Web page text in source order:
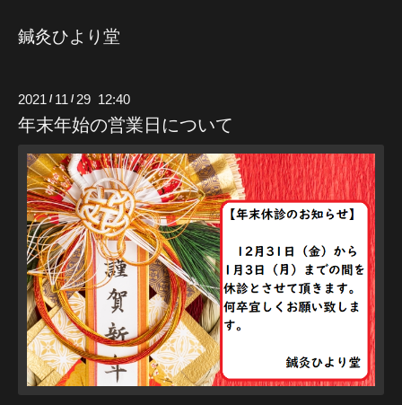
鍼灸ひより堂
2021 / 11 / 29 12:40
年末年始の営業日について